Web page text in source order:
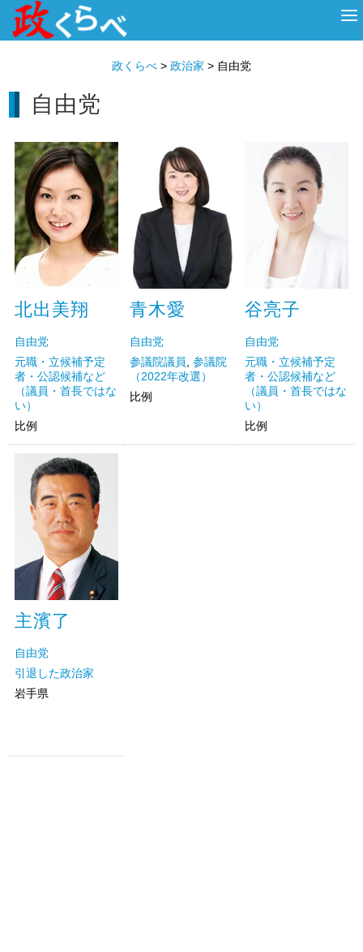
政くらべ > 政治家 > 自由党
自由党
北出美翔
自由党
元職・立候補予定
者・公認候補など
（議員・首長ではな
い）
比例
青木愛
自由党
参議院議員
,参議院
（2022年改選）
比例
谷亮子
自由党
元職・立候補予定
者・公認候補など
（議員・首長ではな
い）
比例
主濱了
自由党
引退した政治家
岩手県